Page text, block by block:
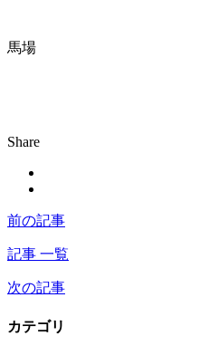
馬場
Share
前の記事
記事 一覧
次の記事
カテゴリ